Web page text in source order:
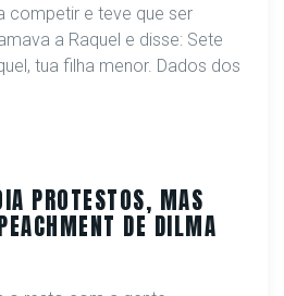
competir e teve que ser
a Raquel e disse: Sete
tua filha menor. Dados dos
PROTESTOS, MAS
DE DILMA